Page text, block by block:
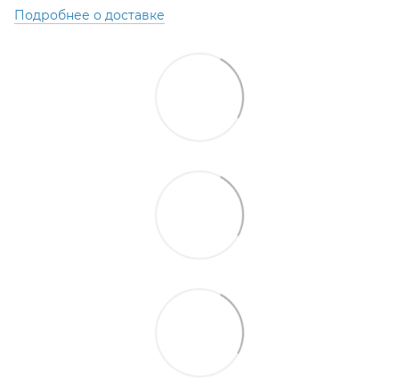
Подробнее о доставке